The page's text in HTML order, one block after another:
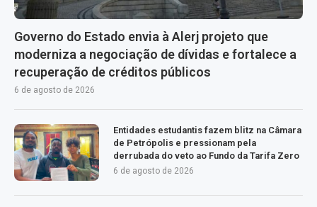
Governo do Estado envia à Alerj projeto que
moderniza a negociação de dívidas e fortalece a
recuperação de créditos públicos
6 de agosto de 2026
Entidades estudantis fazem blitz na Câmara
de Petrópolis e pressionam pela
derrubada do veto ao Fundo da Tarifa Zero
6 de agosto de 2026